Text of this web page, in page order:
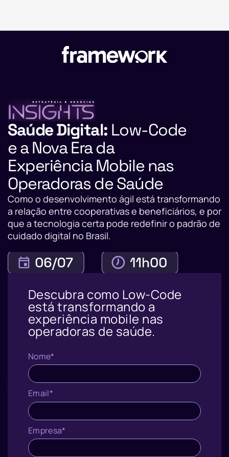
Saúde Digital: Low-Code
e a Nova Era da
Experiência Mobile nas
Operadoras de Saúde
Como o desenvolvimento ágil está transformando
a relação entre cooperativas e beneficiários, e por
que a tecnologia certa pode redefinir o padrão de
cuidado digital no Brasil.
Descubra como Low-Code
está transformando a
experiência mobile nas
operadoras de saúde.
Nome*
Email*
Empresa*